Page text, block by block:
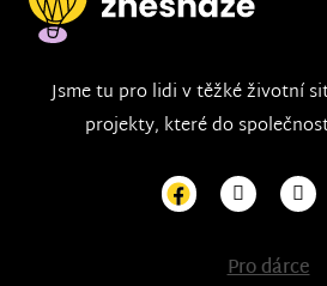
Jsme tu pro lidi v těžké životní
projekty, které do
Pro dárce